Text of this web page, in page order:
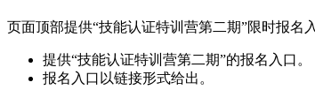
页面顶部提供“技能认证特训营第二期”限时报名
提供“技能认证特训营第二期”的报名入口。
报名入口以链接形式给出。